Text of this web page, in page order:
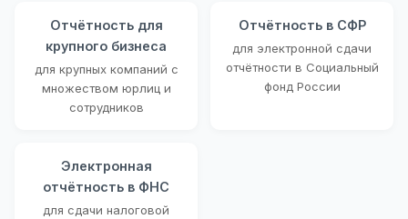
Отчётность для
крупного бизнеса
для крупных компаний с
множеством юрлиц и
сотрудников
Отчётность в СФР
для электронной сдачи
отчётности в Социальный
фонд России
Электронная
отчётность в ФНС
для сдачи налоговой